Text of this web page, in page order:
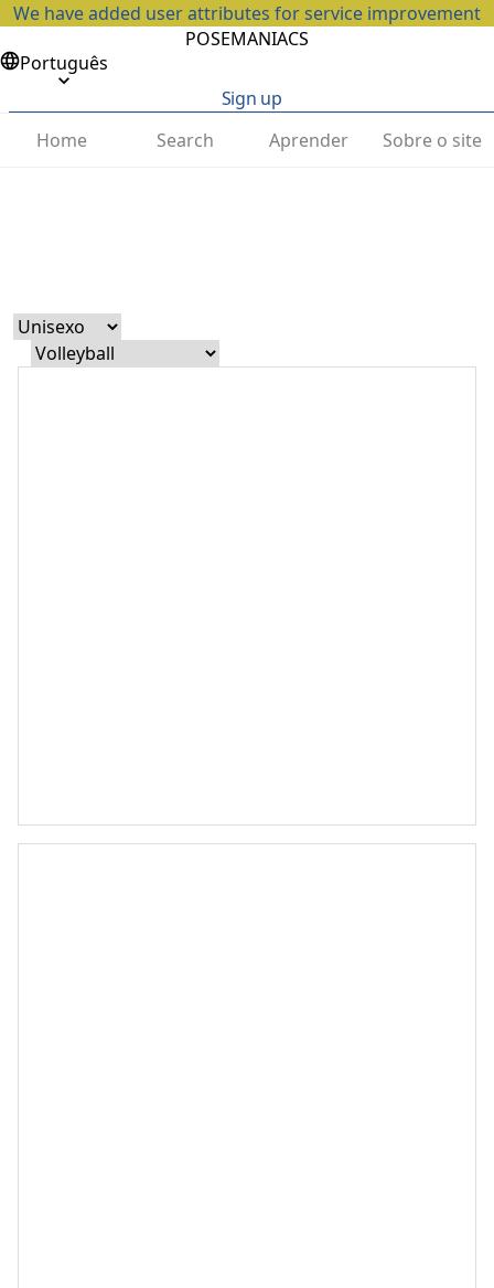
We have added user attributes for service improvement
POSEMANIACS
Português
Sign up
Home
Search Aprender Sobre o site